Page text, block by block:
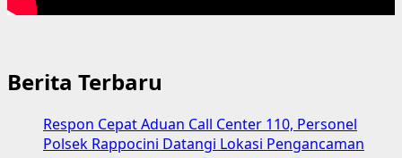
Berita Terbaru
Respon Cepat Aduan Call Center 110, Personel
Polsek Rappocini Datangi Lokasi Pengancaman